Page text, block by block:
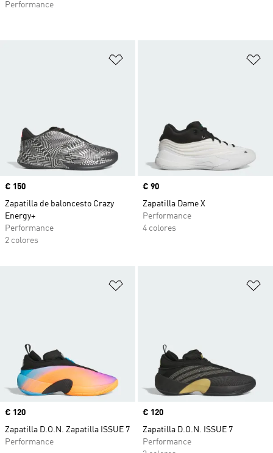
Precio
€ 150
Zapatilla de baloncesto Crazy
Energy+
Performance
2 colores
Precio
€ 90
Zapatilla Dame X
Performance
4 colores
Precio
€ 120
Zapatilla D.O.N. Zapatilla ISSUE 7
Performance
Precio
€ 120
Zapatilla D.O.N. ISSUE 7
Performance
Performance